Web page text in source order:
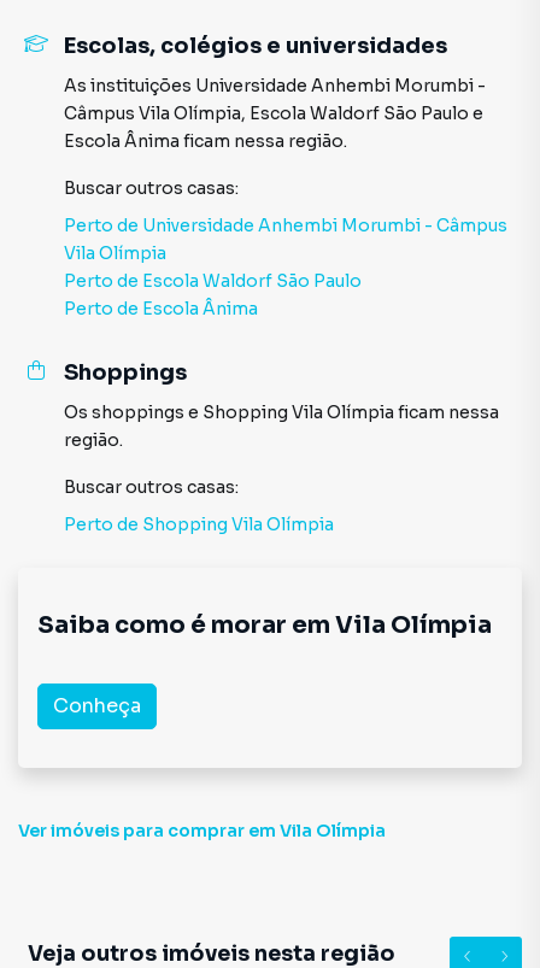
planejar sua mudança, é necessário conhecer a fundo os
seus diferenciais.
Escolas, colégios e universidades
As instituições Universidade Anhembi Morumbi -
Câmpus Vila Olímpia, Escola Waldorf São Paulo e
Escola Ânima ficam nessa região.
Buscar outros casas:
Perto de Universidade Anhembi Morumbi - Câmpus
Vila Olímpia
Perto de Escola Waldorf São Paulo
Perto de Escola Ânima
Shoppings
Os shoppings e Shopping Vila Olímpia ficam nessa
região.
Buscar outros casas:
Perto de Shopping Vila Olímpia
Saiba como é morar em Vila Olímpia
Conheça
Ver imóveis para comprar em Vila Olímpia
Veja outros imóveis nesta região